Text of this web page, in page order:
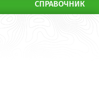
СПРАВОЧНИК